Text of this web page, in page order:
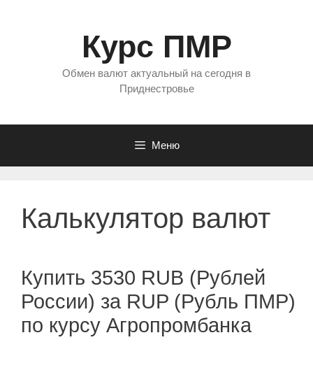
Курс ПМР
Обмен валют актуальный на сегодня в
Приднестровье
Меню
Калькулятор валют
Купить 3530 RUB (Рублей
России) за RUP (Рубль ПМР)
по курсу Агропромбанка